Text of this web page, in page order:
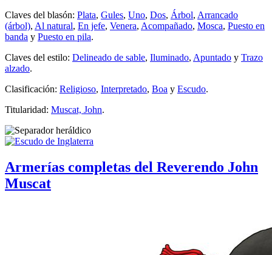
Claves del blasón: Plata, Gules, Uno, Dos, Árbol, Arrancado
(árbol), Al natural, En jefe, Venera, Acompañado, Mosca, Puesto en
banda y Puesto en pila.
Claves del estilo: Delineado de sable, Iluminado, Apuntado y Trazo
alzado.
Clasificación: Religioso, Interpretado, Boa y Escudo.
Titularidad: Muscat, John.
Armerías completas del Reverendo John
Muscat